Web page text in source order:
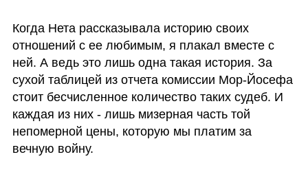
Когда Нета рассказывала историю своих
отношений с ее любимым, я плакал вместе с
ней. А ведь это лишь одна такая история. За
сухой таблицей из отчета комиссии Мор-Йосефа
стоит бесчисленное количество таких судеб. И
каждая из них - лишь мизерная часть той
непомерной цены, которую мы платим за
вечную войну.